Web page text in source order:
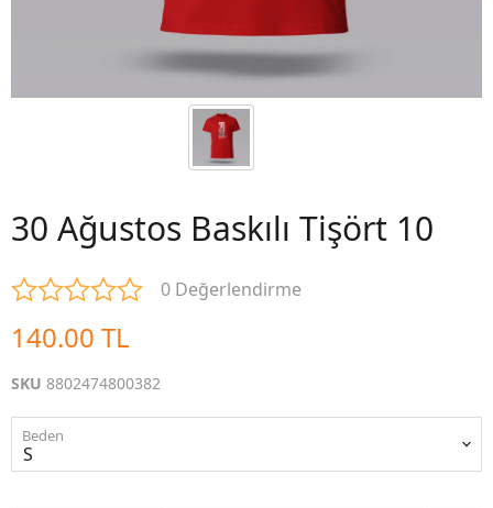
30 Ağustos Baskılı Tişört 10
0 Değerlendirme
140.00 TL
SKU 8802474800382
Beden